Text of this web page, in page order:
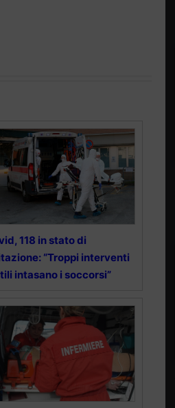
118 in stato di
“Troppi interventi
intasano i soccorsi”